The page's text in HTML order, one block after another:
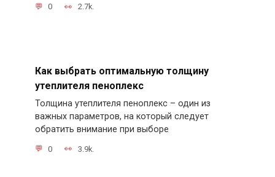
0 2.7k.
Как выбрать оптимальную толщину
утеплителя пеноплекс
Толщина утеплителя пеноплекс – один из
важных параметров, на который следует
обратить внимание при выборе
0 3.9k.